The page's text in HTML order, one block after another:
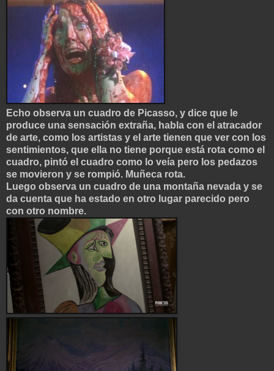
Echo observa un cuadro de Picasso, y dice que le
produce una sensación extraña, habla con el atracador
de arte, como los artistas y el arte tienen que ver con los
sentimientos, que ella no tiene porque está rota como el
cuadro, pintó el cuadro como lo veía pero los pedazos
se movieron y se rompió. Muñeca rota.
Luego observa un cuadro de una montaña nevada y se
da cuenta que ha estado en otro lugar parecido pero
con otro nombre.